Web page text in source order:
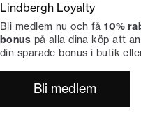
köp
Lindbergh-ambassadör
Lindbergh Loyalty
Bli medlem nu och få10%
bonus på alla dina köp att
din sparade bonus i butik
Bli medlem